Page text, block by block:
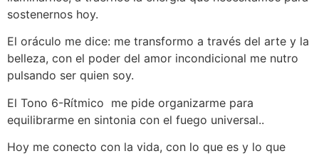
sostenernos hoy.
El oráculo me dice: me transformo a través del arte y la
belleza, con el poder del amor incondicional me nutro
pulsando ser quien soy.
El Tono 6-Rítmico me pide organizarme para
equilibrarme en sintonia con el fuego universal..
Hoy me conecto con la vida, con lo que es y lo que